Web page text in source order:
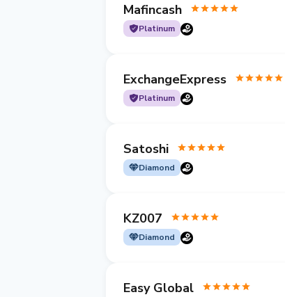
Mafincash
Platinum
ExchangeExpress
Platinum
Satoshi
Diamond
KZ007
Diamond
Easy Global